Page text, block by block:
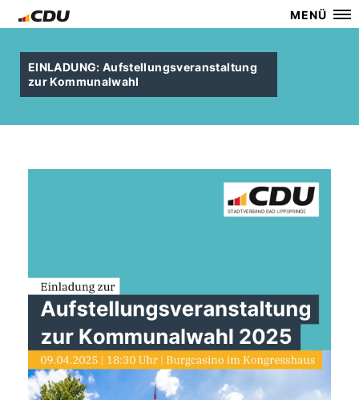
MENÜ
EINLADUNG: Aufstellungsveranstaltung
zur Kommunalwahl